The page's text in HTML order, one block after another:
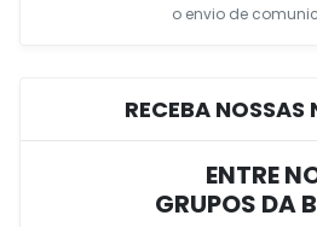
o envio de
RECEBA NOSSAS
ENTRE
GRUPOS DA